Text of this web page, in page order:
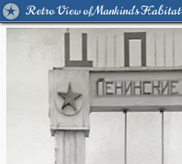
Retro View of Mankind's Habitat